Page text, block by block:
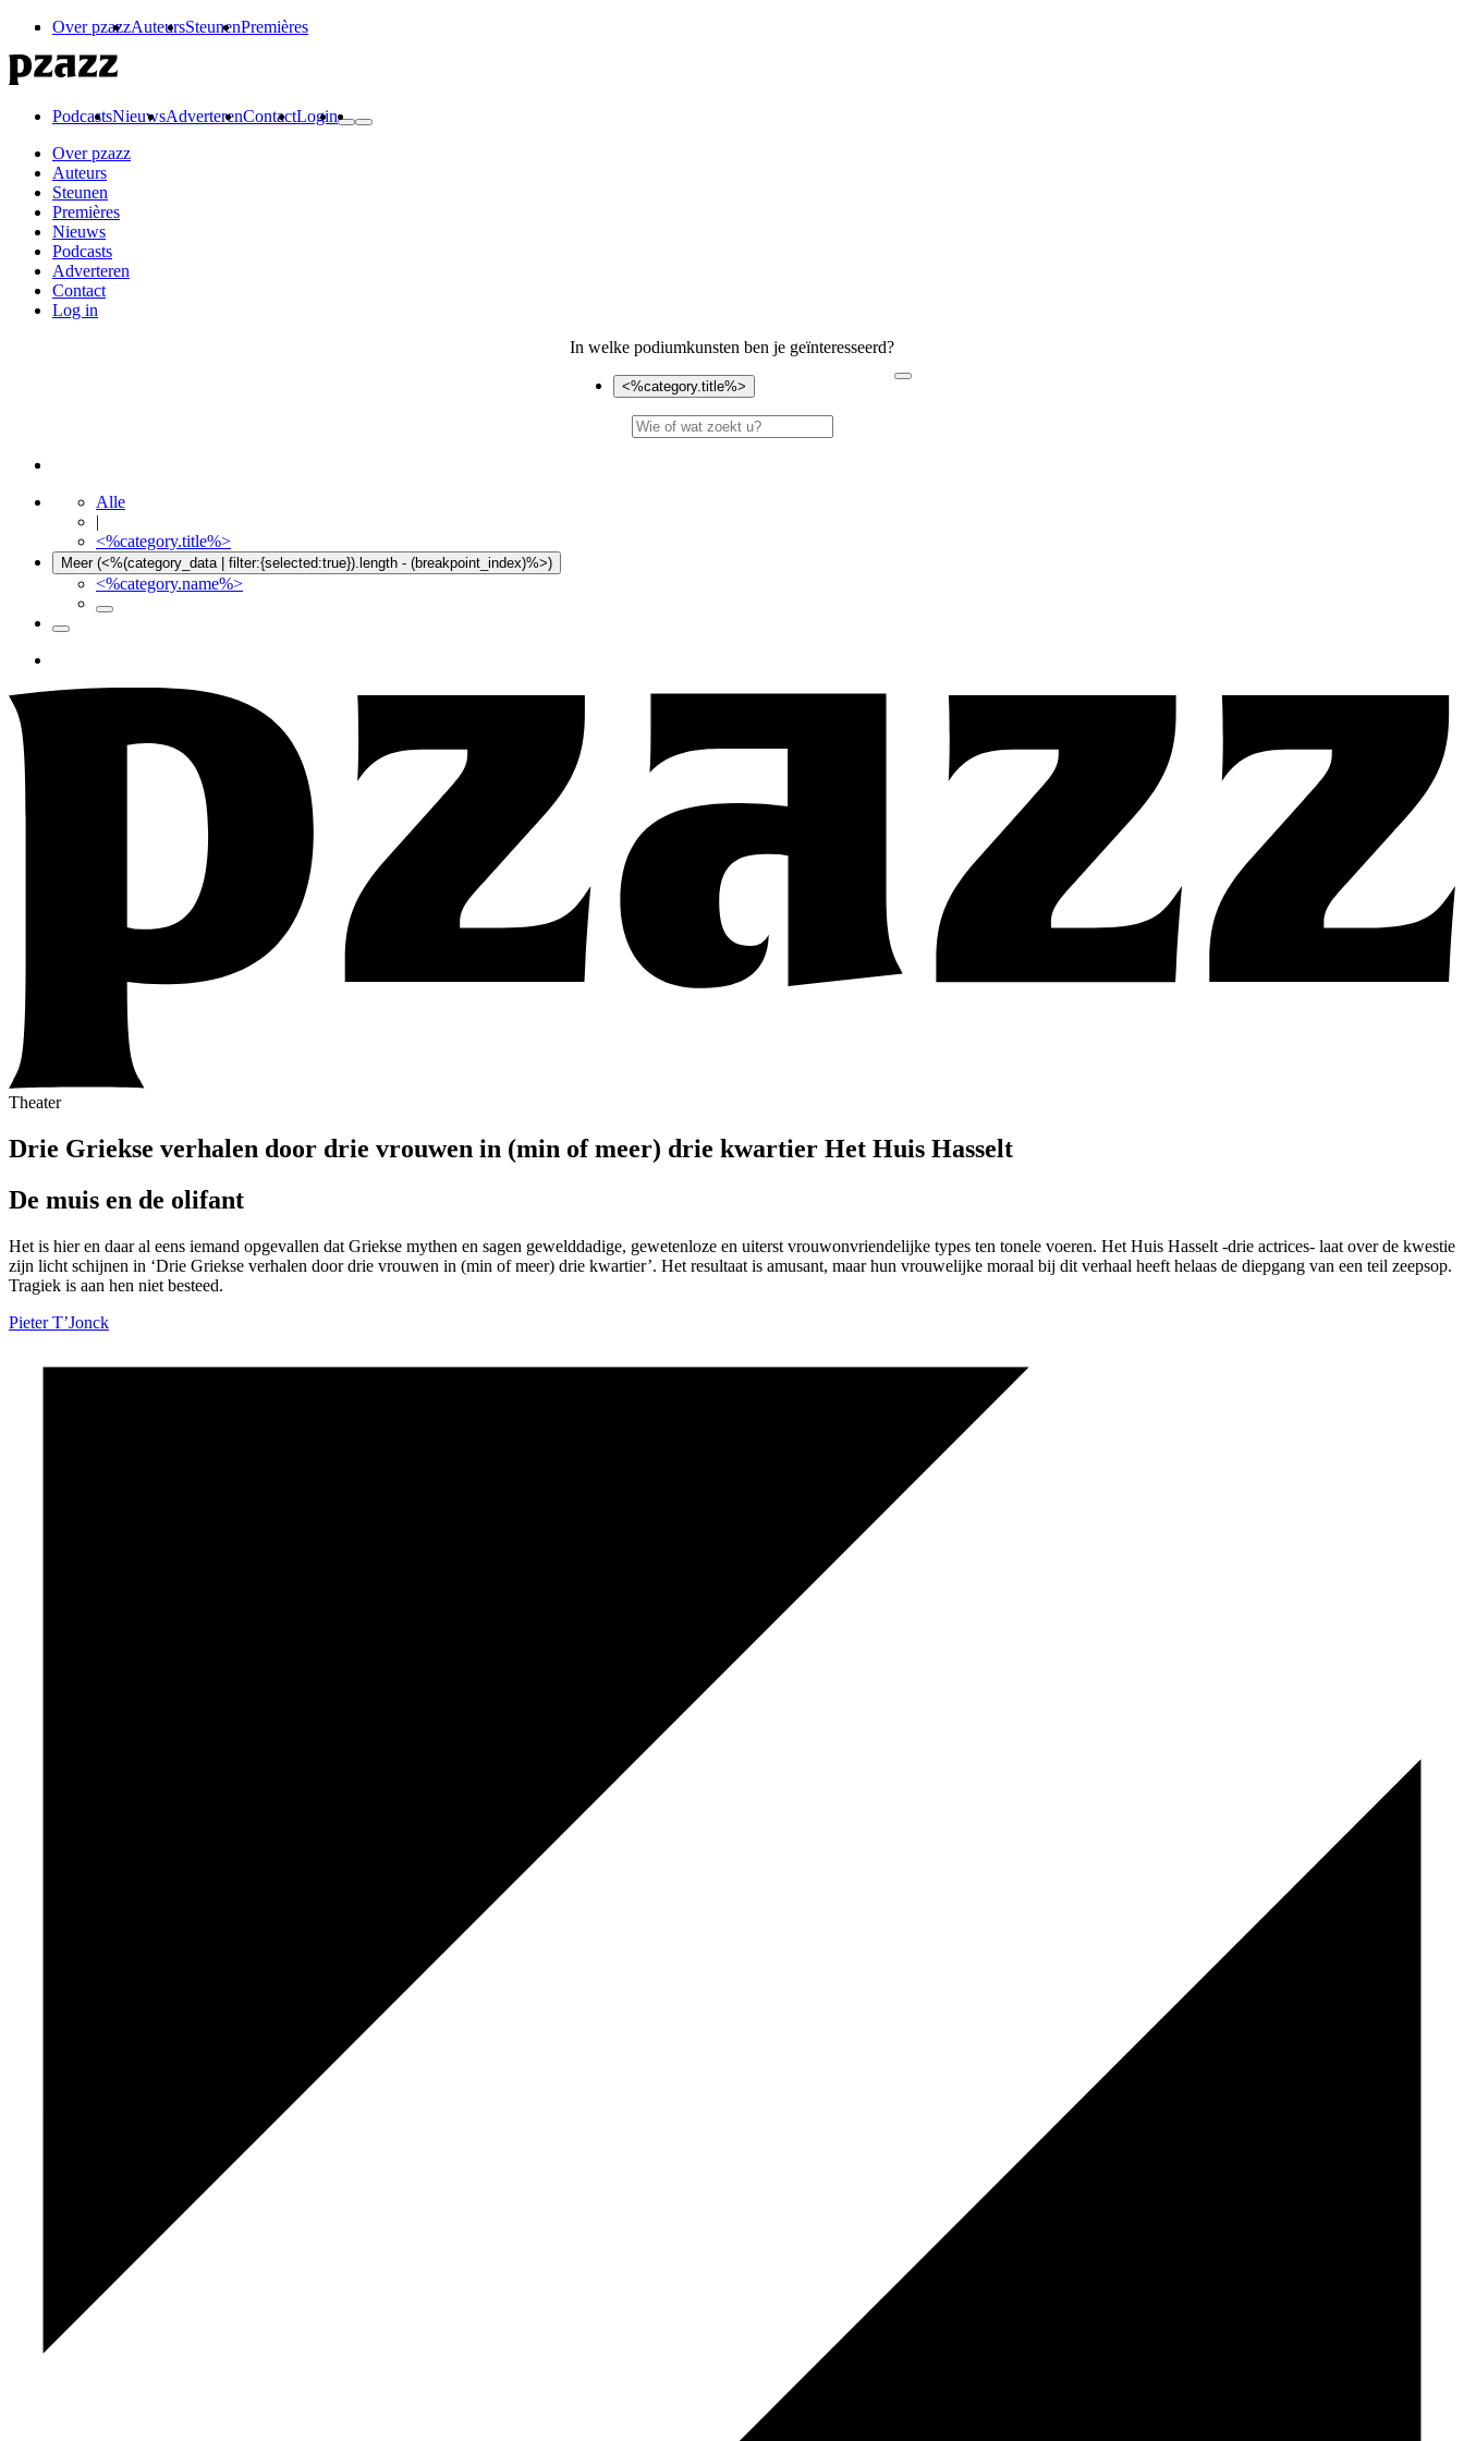
Over pzazzAuteursSteunenPremières
PodcastsNieuwsAdverterenContactLogin
Over pzazz
Auteurs
Steunen
Premières
Nieuws
Podcasts
Adverteren
Contact
Log in
In welke podiumkunsten ben je geïnteresseerd?
<%category.title%>
Alle
|
<%category.title%>
Meer (<%(category_data | filter:{selected:true}).length - (breakpoint_index)%>)
<%category.name%>
Theater
Drie Griekse verhalen door drie vrouwen in (min of meer) drie kwartier Het Huis Hasselt
De muis en de olifant
Het is hier en daar al eens iemand opgevallen dat Griekse mythen en sagen gewelddadige, gewetenloze en uiterst vrouwonvriendelijke types ten tonele voeren. Het Huis Hasselt -drie actrices- laat over de kwestie
zijn licht schijnen in ‘Drie Griekse verhalen door drie vrouwen in (min of meer) drie kwartier’. Het resultaat is amusant, maar hun vrouwelijke moraal bij dit verhaal heeft helaas de diepgang van een teil zeepsop.
Tragiek is aan hen niet besteed.
Pieter T’Jonck